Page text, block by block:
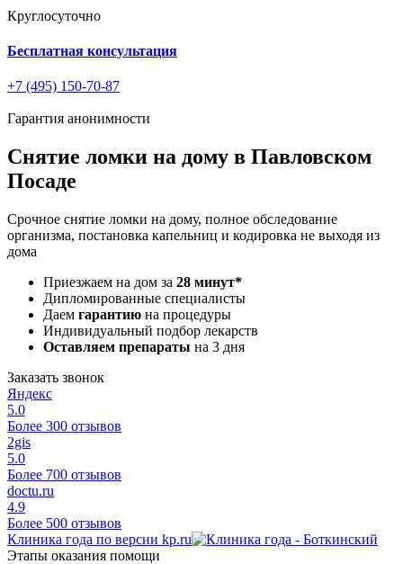
Круглосуточно
Бесплатная консультация
+7 (495) 150-70-87
Гарантия анонимности
Снятие ломки на дому в Павловском
Посаде
Срочное снятие ломки на дому, полное обследование
организма, постановка капельниц и кодировка не выходя из
дома
Приезжаем на дом за 28 минут*
Дипломированные специалисты
Даем гарантию на процедуры
Индивидуальный подбор лекарств
Оставляем препараты на 3 дня
Заказать звонок
Яндекс
5.0
Более 300 отзывов
2gis
5.0
Более 700 отзывов
doctu.ru
4.9
Более 500 отзывов
Клиника года по версии kp.ru
Этапы оказания помощи